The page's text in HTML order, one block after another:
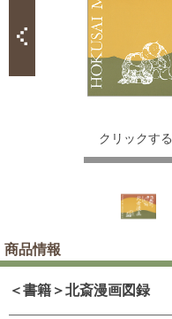
クリックす
商品情報
＜書籍＞北斎漫画図録